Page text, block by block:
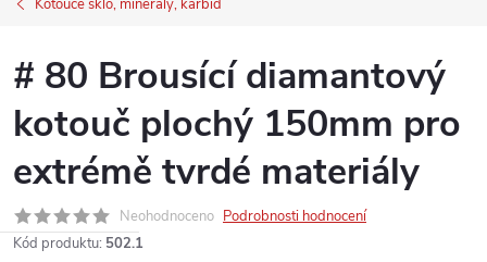
Kotouče sklo, minerály, karbid
# 80 Brousící diamantový
kotouč plochý 150mm pro
extrémě tvrdé materiály
Neohodnoceno Podrobnosti hodnocení
Kód produktu: 502.1